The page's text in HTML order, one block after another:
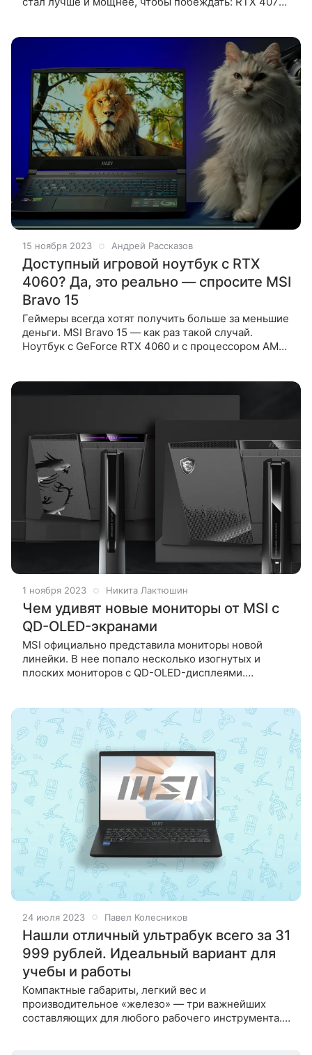
15 ноября 2023 Андрей Рассказов
Доступный игровой ноутбук с RTX
4060? Да, это реально — спросите MSI
Bravo 15
Геймеры всегда хотят получить больше за меньшие
деньги. MSI Bravo 15 — как раз такой случай.
Ноутбук с GeForce RTX 4060 и с процессором AMD
1 ноября 2023 Никита Лактюшин
Чем удивят новые мониторы от MSI с
QD-OLED-экранами
MSI официально представила мониторы новой
линейки. В нее попало несколько изогнутых и
плоских мониторов с QD-OLED-дисплеями.
разрешением
24 июля 2023 Павел Колесников
Нашли отличный ультрабук всего за 31
999 рублей. Идеальный вариант для
учебы и работы
Компактные габариты, легкий вес и
производительное «железо» — три важнейших
составляющих для любого рабочего инструмента.